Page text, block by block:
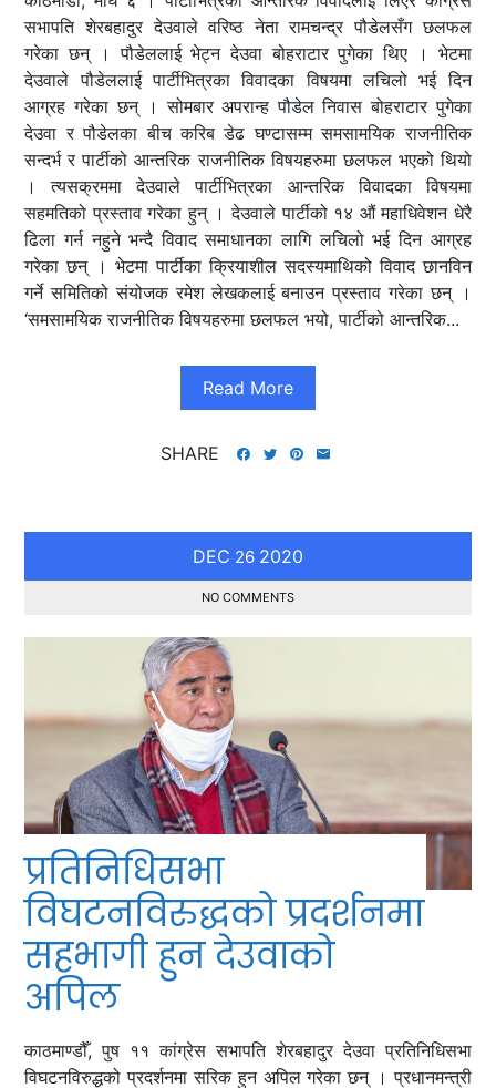
सभापति शेरबहादुर देउवाले वरिष्ठ नेता रामचन्द्र पौडेलसँग छलफल
गरेका छन् । पौडेललाई भेट्न देउवा बोहराटार पुगेका थिए । भेटमा
देउवाले पौडेललाई पार्टीभित्रका विवादका विषयमा लचिलो भई दिन
आग्रह गरेका छन् । सोमबार अपरान्ह पौडेल निवास बोहराटार पुगेका
देउवा र पौडेलका बीच करिब डेढ घण्टासम्म समसामयिक राजनीतिक
सन्दर्भ र पार्टीको आन्तरिक राजनीतिक विषयहरुमा छलफल भएको थियो
। त्यसक्रममा देउवाले पार्टीभित्रका आन्तरिक विवादका विषयमा
सहमतिको प्रस्ताव गरेका हुन् । देउवाले पार्टीको १४ औं महाधिवेशन धेरै
ढिला गर्न नहुने भन्दै विवाद समाधानका लागि लचिलो भई दिन आग्रह
गरेका छन् । भेटमा पार्टीका क्रियाशील सदस्यमाथिको विवाद छानविन
गर्ने समितिको संयोजक रमेश लेखकलाई बनाउन प्रस्ताव गरेका छन् ।
‘समसामयिक राजनीतिक विषयहरुमा छलफल भयो, पार्टीको आन्तरिक...
Read More
SHARE
DEC 26 2020
NO COMMENTS
प्रतिनिधिसभा
विघटनविरुद्धको प्रदर्शनमा
सहभागी हुन देउवाको
अपिल
काठमाण्डौँ, पुष ११ कांग्रेस सभापति शेरबहादुर देउवा प्रतिनिधिसभा
विघटनविरुद्धको प्रदर्शनमा सरिक हुन अपिल गरेका छन् । प्रधानमन्त्री